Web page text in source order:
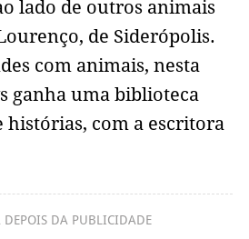
lado de outros animais
de Siderópolis.
com animais, nesta
ganha uma biblioteca
histórias, com a escritora
DEPOIS DA PUBLICIDADE